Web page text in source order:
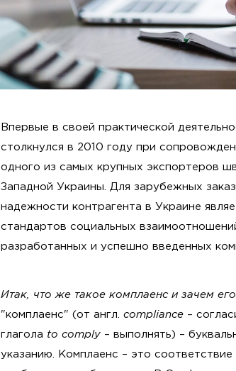
Впервые в своей практической
столкнулся в 2010 году при
одного из самых крупных экспортеров
Западной Украины. Для зарубежных
надежности контрагента в Украине
стандартов социальных
разработанных и успешно введенных
Итак, что же такое комплаенс и зачем
"комплаенс" (от англ.compliance –
глагола to comply – выполнять) –
указанию. Комплаенс – это